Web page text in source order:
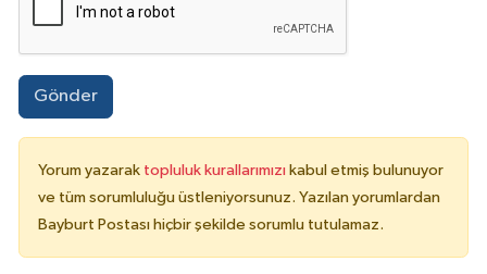
Gönder
Yorum yazarak topluluk kurallarımızı kabul etmiş bulunuyor
ve tüm sorumluluğu üstleniyorsunuz. Yazılan yorumlardan
Bayburt Postası hiçbir şekilde sorumlu tutulamaz.